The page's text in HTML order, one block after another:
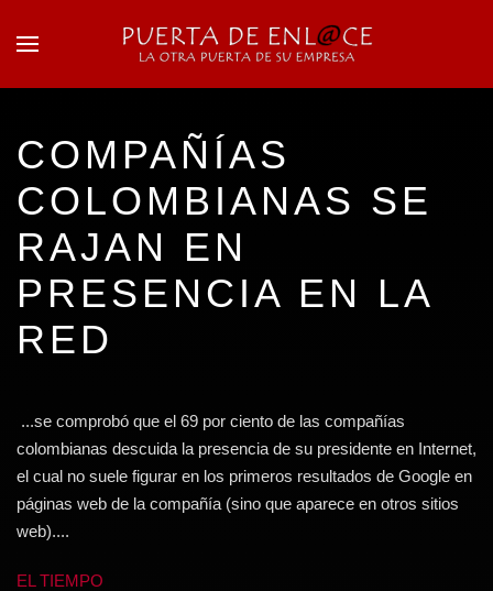
Skip to main content
COMPAÑÍAS
COLOMBIANAS SE
RAJAN EN
PRESENCIA EN LA
RED
...se comprobó que el 69 por ciento de las compañías
colombianas descuida la presencia de su presidente en Internet,
el cual no suele figurar en los primeros resultados de Google en
páginas web de la compañía (sino que aparece en otros sitios
web)....
EL TIEMPO